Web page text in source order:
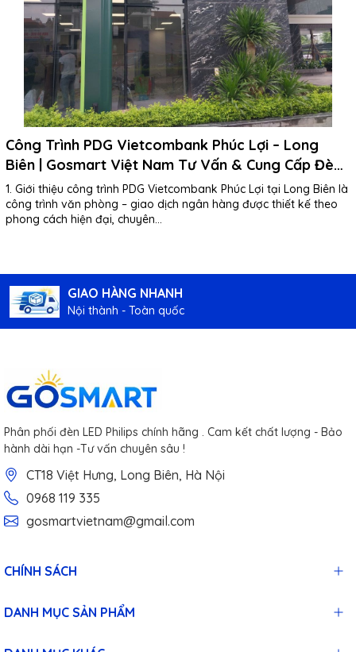
Công Trình PDG Vietcombank Phúc Lợi – Long
Biên | Gosmart Việt Nam Tư Vấn & Cung Cấp Đèn
LED Panel Philips
1. Giới thiệu công trình PDG Vietcombank Phúc Lợi tại Long Biên là
công trình văn phòng – giao dịch ngân hàng được thiết kế theo
phong cách hiện đại, chuyên...
GIAO HÀNG NHANH
Nội thành - Toàn quốc
Phân phối đèn LED Philips chính hãng . Cam kết chất lượng - Bảo
hành dài hạn -Tư vấn chuyên sâu !
CT18 Việt Hưng, Long Biên, Hà Nội
0968 119 335
gosmartvietnam@gmail.com
CHÍNH SÁCH
DANH MỤC SẢN PHẨM